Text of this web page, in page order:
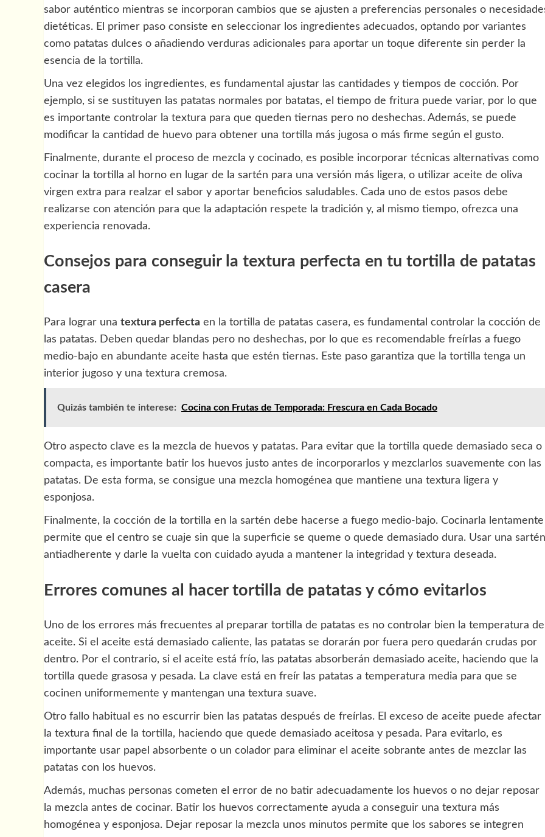
sabor auténtico mientras se incorporan cambios que se ajusten a preferencias personales o
dietéticas. El primer paso consiste en seleccionar los ingredientes adecuados, optando por variantes
como patatas dulces o añadiendo verduras adicionales para aportar un toque diferente sin perder la
esencia de la tortilla.
Una vez elegidos los ingredientes, es fundamental ajustar las cantidades y tiempos de cocción. Por
ejemplo, si se sustituyen las patatas normales por batatas, el tiempo de fritura puede variar, por lo que
es importante controlar la textura para que queden tiernas pero no deshechas. Además, se puede
modificar la cantidad de huevo para obtener una tortilla más jugosa o más firme según el gusto.
Finalmente, durante el proceso de mezcla y cocinado, es posible incorporar técnicas alternativas como
cocinar la tortilla al horno en lugar de la sartén para una versión más ligera, o utilizar aceite de oliva
virgen extra para realzar el sabor y aportar beneficios saludables. Cada uno de estos pasos debe
realizarse con atención para que la adaptación respete la tradición y, al mismo tiempo, ofrezca una
experiencia renovada.
Consejos para conseguir la textura perfecta en tu tortilla de patatas
casera
Para lograr una textura perfecta en la tortilla de patatas casera, es fundamental controlar la cocción de
las patatas. Deben quedar blandas pero no deshechas, por lo que es recomendable freírlas a fuego
medio-bajo en abundante aceite hasta que estén tiernas. Este paso garantiza que la tortilla tenga un
interior jugoso y una textura cremosa.
Quizás también te interese: Cocina con Frutas de Temporada: Frescura en Cada Bocado
Otro aspecto clave es la mezcla de huevos y patatas. Para evitar que la tortilla quede demasiado seca o
compacta, es importante batir los huevos justo antes de incorporarlos y mezclarlos suavemente con las
patatas. De esta forma, se consigue una mezcla homogénea que mantiene una textura ligera y
esponjosa.
Finalmente, la cocción de la tortilla en la sartén debe hacerse a fuego medio-bajo. Cocinarla lentamente
permite que el centro se cuaje sin que la superficie se queme o quede demasiado dura. Usar una sartén
antiadherente y darle la vuelta con cuidado ayuda a mantener la integridad y textura deseada.
Errores comunes al hacer tortilla de patatas y cómo evitarlos
Uno de los errores más frecuentes al preparar tortilla de patatas es no controlar bien la temperatura
aceite. Si el aceite está demasiado caliente, las patatas se dorarán por fuera pero quedarán crudas por
dentro. Por el contrario, si el aceite está frío, las patatas absorberán demasiado aceite, haciendo que la
tortilla quede grasosa y pesada. La clave está en freír las patatas a temperatura media para que se
cocinen uniformemente y mantengan una textura suave.
Otro fallo habitual es no escurrir bien las patatas después de freírlas. El exceso de aceite puede afectar
la textura final de la tortilla, haciendo que quede demasiado aceitosa y pesada. Para evitarlo, es
importante usar papel absorbente o un colador para eliminar el aceite sobrante antes de mezclar las
patatas con los huevos.
Además, muchas personas cometen el error de no batir adecuadamente los huevos o no dejar reposar
la mezcla antes de cocinar. Batir los huevos correctamente ayuda a conseguir una textura más
homogénea y esponjosa. Dejar reposar la mezcla unos minutos permite que los sabores se integren